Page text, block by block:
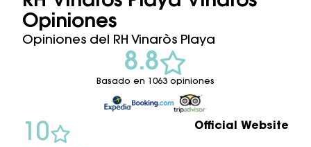
Opiniones
Opiniones del RH Vinaròs Playa
10 Official Website
8.8
Basado en 1063 opiniones